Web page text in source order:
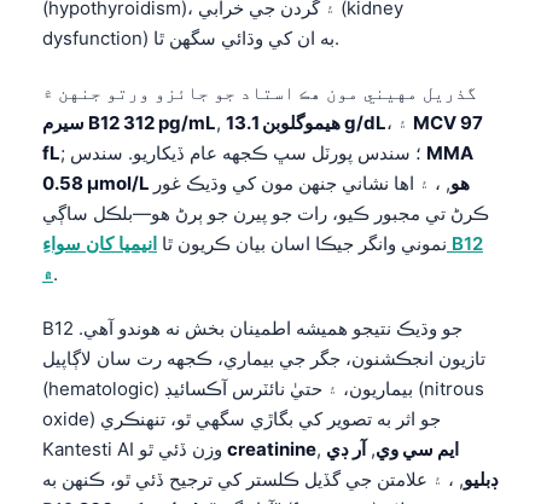
(hypothyroidism)، ۽ گردن جي خرابي (kidney
dysfunction) به ان کي وڌائي سگهن ٿا.
گذريل مهيني مون هڪ استاد جو جائزو ورتو جنهن ۾
سيرم B12 312 pg/mL, هيموگلوبن 13.1 g/dL
MCV 97
fL
MMA
0.58 µmol/L هو, ، ۽ اها نشاني جنهن مون کي وڌيڪ غور
ڪرڻ تي مجبور ڪيو، رات جو پيرن جو ٻرڻ هو—بلڪل ساڳي
نموني وانگر جيڪا اسان بيان ڪريون ٿا انيميا کان سواءِ B12
۾.
B12 جو وڌيڪ نتيجو هميشه اطمينان بخش نه هوندو آهي.
تازيون انجڪشنون، جگر جي بيماري، ڪجهه رت سان لاڳاپيل
(hematologic) بيماريون، ۽ حتيٰ نائٽرس آڪسائيڊ (nitrous
oxide) جو اثر به تصوير کي بگاڙي سگهي ٿو، تنهنڪري
creatinine, ايم سي وي,آر ڊي
ڊبليو, ، ۽ علامتن جي گڏيل ڪلستر کي ترجيح ڏئي ٿو، ڪنهن به